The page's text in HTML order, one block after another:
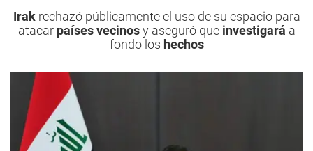
Irakrechazó públicamente el uso de su espacio para
atacarpaíses vecinosy aseguró queinvestigará a
fondo los hechos